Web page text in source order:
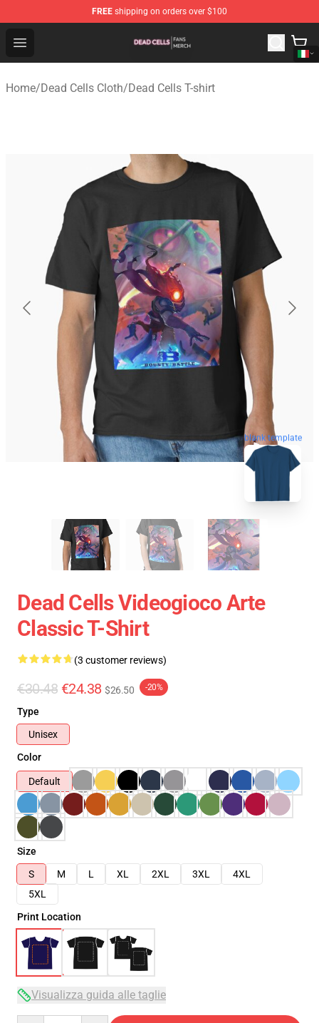
FREE shipping on orders over $100
Open menu
Dead Cells Shop - Official Dead Cells Merchandise Store
Home/Dead Cells Cloth/Dead Cells T-shirt
blank template
Dead Cells Videogioco Arte
Classic T-Shirt
(3 customer reviews)
€30.48 €24.38 $26.50 -20%
Type
Unisex
Color
Default
Size
S
M L XL 2XL 3XL
4XL
5XL
Print Location
Visualizza guida alle taglie